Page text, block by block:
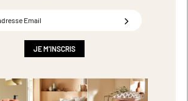
JE M'INSCRIS